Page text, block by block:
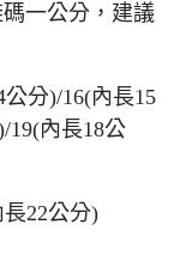
一公分，建議
分)/16(內長15
19(內長18公
22公分)